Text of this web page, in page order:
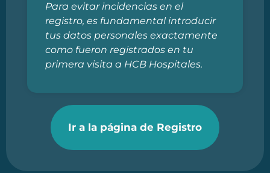
Para evitar incidencias en el
registro, es fundamental introducir
tus datos personales exactamente
como fueron registrados en tu
primera visita a HCB Hospitales.
Ir a la página de Registro